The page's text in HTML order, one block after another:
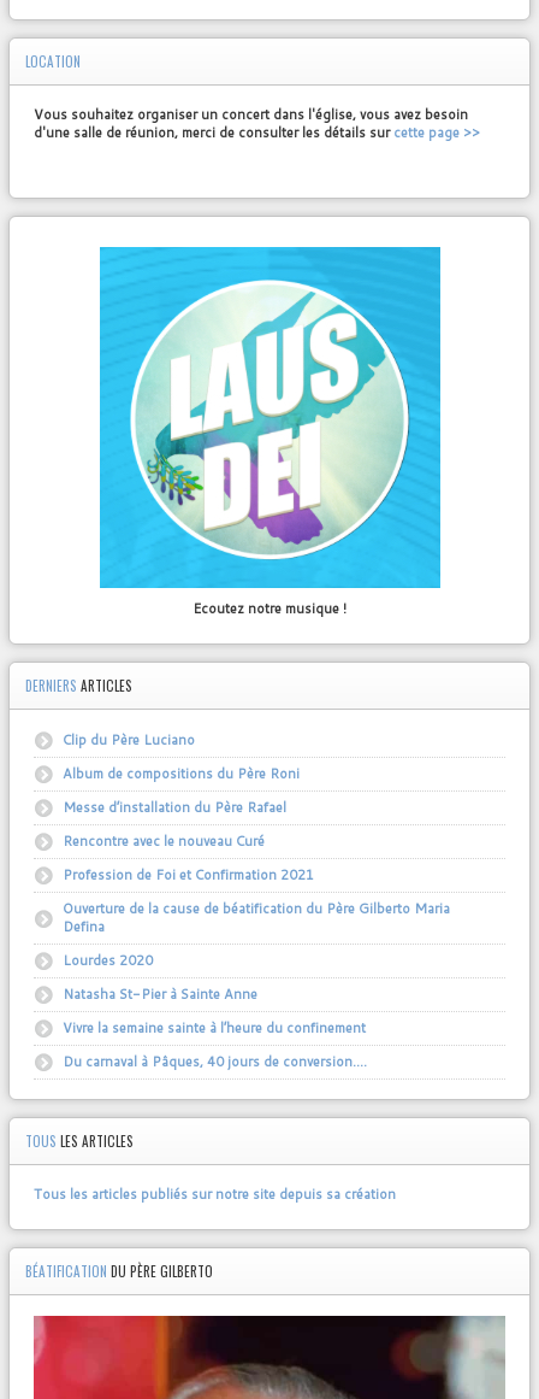
LOCATION
Vous souhaitez organiser un concert dans l'église, vous avez besoin
d'une salle de réunion, merci de consulter les détails surcette page >>
Ecoutez notre musique !
DERNIERS ARTICLES
Clip du Père Luciano
Album de compositions du Père Roni
Messe d’installation du Père Rafael
Rencontre avec le nouveau Curé
Profession de Foi et Confirmation 2021
Ouverture de la cause de béatification du Père Gilberto Maria
Defina
Lourdes 2020
Natasha St-Pier à Sainte Anne
Vivre la semaine sainte à l’heure du confinement
Du carnaval à Pâques, 40 jours de conversion….
TOUS LES ARTICLES
Tous les articles publiés sur notre site depuis sa création
BÉATIFICATION DU PÈRE GILBERTO